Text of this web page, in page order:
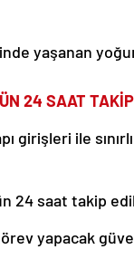
yaşanan
24 SAAT
girişleri ile
24 saat takip
yapacak